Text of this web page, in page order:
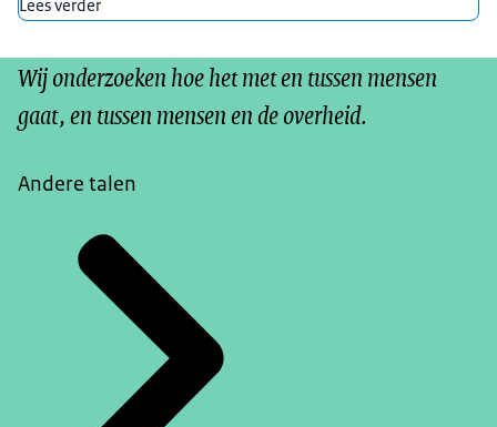
Lees verder
Wij onderzoeken hoe het met en tussen mensen
gaat, en tussen mensen en de overheid.
Andere talen